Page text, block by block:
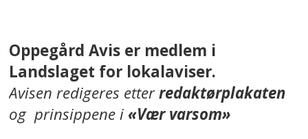
Oppegård Avis er medlem i
Landslaget for lokalaviser.
Avisen redigeres etterredaktørplakaten
og prinsippene i«Vær varsom»